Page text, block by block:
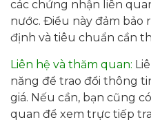
các chứng nhận liên
nước. Điều này đảm
định và tiêu chuẩn cần
Liên hệ và thăm quan:
năng để trao đổi thông
giá. Nếu cần, bạn cũng
quan để xem trực tiếp